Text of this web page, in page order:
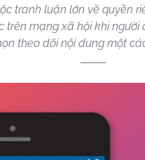
tranh luận lớn về quyền
trên mạng xã hội khi người
theo dõi nội dung một